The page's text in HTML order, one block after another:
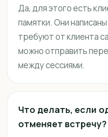
Да, для этого есть
памятки. Они
требуют от клиента
можно отправить
между сессиями.
Что делать, если
отменяет встречу?